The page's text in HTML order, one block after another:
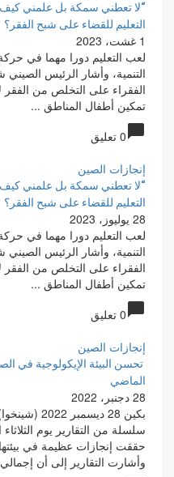
“لا تعطني سمكة بل علمني
التعليم للقضاء على شبح الفقر؟
1 غشت، 2023
لعب التعليم دورا مهما في
التنمية، وأشار الرئيس
الفقراء على التخلص من
تمكين أطفال المناطق ...
chat_bubble 0 تعليق
إنجازات الصين
“لا تعطني سمكة بل علمني
التعليم للقضاء على شبح الفقر؟
28 يوليوز، 2023
لعب التعليم دورا مهما في
التنمية، وأشار الرئيس
الفقراء على التخلص من
تمكين أطفال المناطق ...
chat_bubble 0 تعليق
إنجازات الصين
تحسن البيئة الإيكولوجية في
الماضي
28 دجنبر، 2022
بكين 28
سلسلة من التقارير يوم
حققت إنجازات عظيمة في
وأشارت التقارير إلى أن